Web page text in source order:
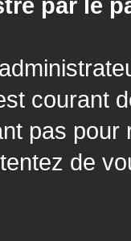
courant
pas
de